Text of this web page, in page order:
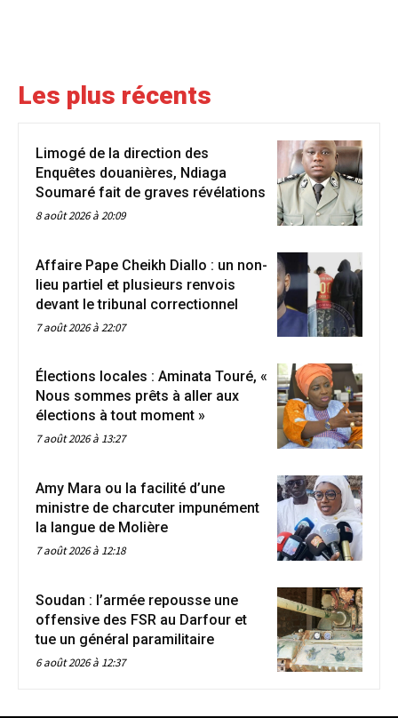
Les plus récents
Limogé de la direction des
Enquêtes douanières, Ndiaga
Soumaré fait de graves révélations
8 août 2026 à 20:09
Affaire Pape Cheikh Diallo : un non-
lieu partiel et plusieurs renvois
devant le tribunal correctionnel
7 août 2026 à 22:07
Élections locales : Aminata Touré, «
Nous sommes prêts à aller aux
élections à tout moment »
7 août 2026 à 13:27
Amy Mara ou la facilité d’une
ministre de charcuter impunément
la langue de Molière
7 août 2026 à 12:18
Soudan : l’armée repousse une
offensive des FSR au Darfour et
tue un général paramilitaire
6 août 2026 à 12:37